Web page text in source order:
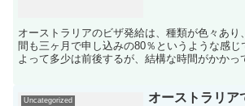
オーストラリアのビザ発給は、種類が色々あり
間も三ヶ月で申し込みの80％というような感じ
よって多少は前後するが、結構な時間がかかっ
Uncategorized
オーストラリア